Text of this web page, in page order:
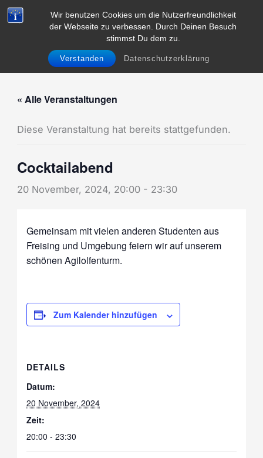
Wir benutzen Cookies um die Nutzerfreundlichkeit
der Webseite zu verbessen. Durch Deinen Besuch
stimmst Du dem zu.
Verstanden Datenschutzerklärung
Zum
Inhalt
Menü
« Alle Veranstaltungen
Diese Veranstaltung hat bereits stattgefunden.
Cocktailabend
20 November, 2024, 20:00- 23:30
Gemeinsam mit vielen anderen Studenten aus
Freising und Umgebung feiern wir auf unserem
schönen Agilolfenturm.
Zum Kalender hinzufügen
DETAILS
Datum:
20 November, 2024
Zeit:
20:00 - 23:30